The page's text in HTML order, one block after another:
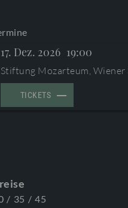
17. Dez. 2026 19:00
Stiftung Mozarteum, Wiener
TICKETS
/ 35 / 45